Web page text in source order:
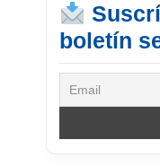
boletín